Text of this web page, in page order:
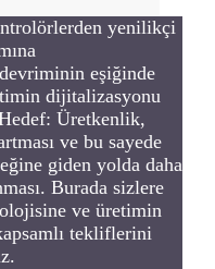
yenilikçi
eşiğinde
dijitalizasyonu
Üretkenlik,
ve bu sayede
giden yolda daha
Burada sizlere
ve üretimin
tekliflerini